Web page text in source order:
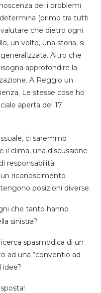
dei i problemi
(primo tra tutti
che dietro ogni
un volto, una storia, si
Altro che
approfondire la
A Reggio un
Le stesse cose ho
aperta del 17
ci saremmo
il clima, una discussione
responsabilità
riconoscimento
posizioni diverse.
che tanto hanno
sinistra?
spasmodica di un
ad una “conventio ad
idee?